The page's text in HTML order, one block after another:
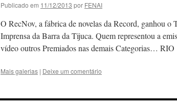
Publicado em 11/12/2013 por FENAI
O RecNov, a fábrica de novelas da Record, ganhou
Imprensa da Barra da Tijuca. Quem representou a
vídeo outros Premiados nas demais Categorias…
Mais galerias | Deixe um comentário